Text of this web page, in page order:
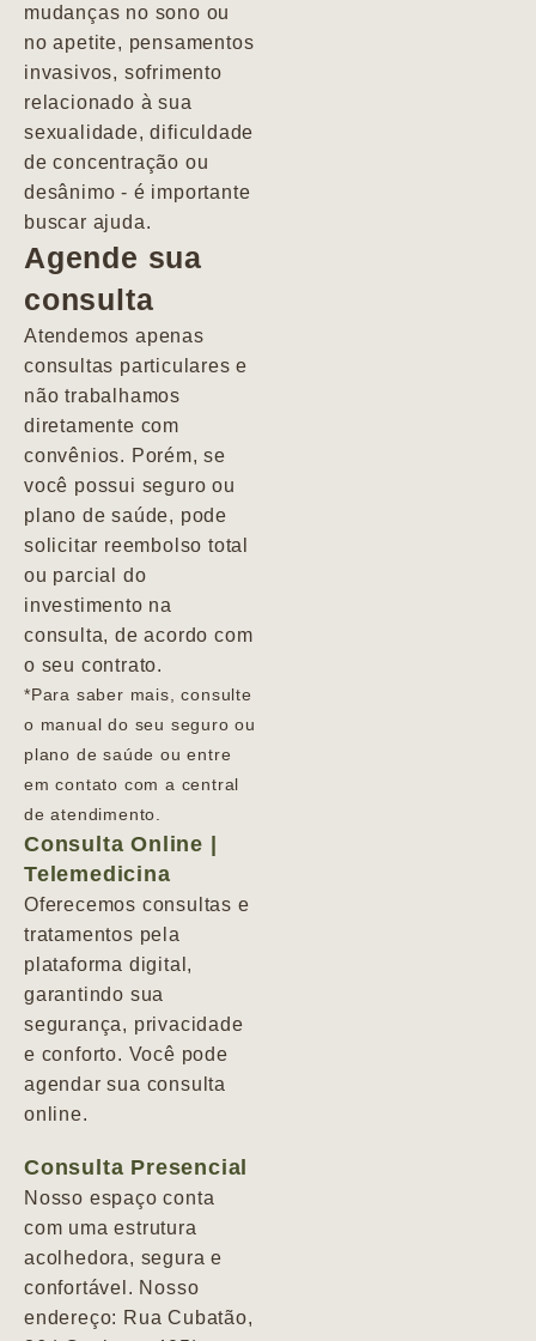
mudanças no sono ou
no apetite, pensamentos
invasivos, sofrimento
relacionado à sua
sexualidade, dificuldade
de concentração ou
desânimo - é importante
buscar ajuda.
Agende sua
consulta
Atendemos apenas
consultas particulares e
não trabalhamos
diretamente com
convênios. Porém, se
você possui seguro ou
plano de saúde, pode
solicitar reembolso total
ou parcial do
investimento na
consulta, de acordo com
o seu contrato.
*Para saber mais, consulte
o manual do seu seguro ou
plano de saúde ou entre
em contato com a central
de atendimento.
Consulta Online |
Telemedicina
Oferecemos consultas e
tratamentos pela
plataforma digital,
garantindo sua
segurança, privacidade
e conforto. Você pode
agendar sua consulta
online.
Consulta Presencial
Nosso espaço conta
com uma estrutura
acolhedora, segura e
confortável. Nosso
endereço: Rua Cubatão,